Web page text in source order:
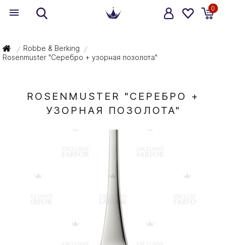
0
/ Robbe & Berking /
Rosenmuster "Серебро + узорная позолота"
ROSENMUSTER "СЕРЕБРО +
УЗОРНАЯ ПОЗОЛОТА"